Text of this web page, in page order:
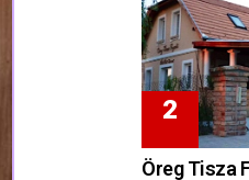
Öreg Tisza